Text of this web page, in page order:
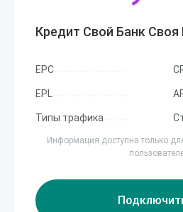
Кредит Свой Банк Своя
EPC
EPL
Типы трафика
Информация доступна только